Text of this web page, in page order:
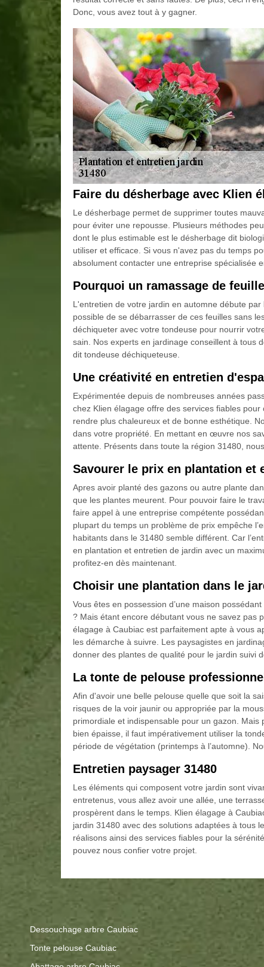
Donc, vous avez tout à y gagner.
Faire du désherbage avec Klien
Le désherbage permet de supprimer toutes
pour éviter une repousse. Plusieurs méthodes
dont le plus estimable est le désherbage dit
utiliser et efficace. Si vous n'avez pas du temps
absolument contacter une entreprise spécialisée
Pourquoi un ramassage de
L'entretien de votre jardin en automne débute
possible de se débarrasser de ces feuilles sans
déchiqueter avec votre tondeuse pour nourrir
sain. Nos experts en jardinage conseillent à tous
dit tondeuse déchiqueteuse.
Une créativité en entretien
Expérimentée depuis de nombreuses années
chez Klien élagage offre des services fiables
rendre plus chaleureux et de bonne esthétique.
dans votre propriété. En mettant en œuvre nos
attente. Présents dans toute la région 31480,
Savourer le prix en plantation et
Apres avoir planté des gazons ou autre plante
que les plantes meurent. Pour pouvoir faire le
faire appel à une entreprise compétente
plupart du temps un problème de prix empêche
habitants dans le 31480 semble différent. Car
en plantation et entretien de jardin avec un
profitez-en dès maintenant.
Choisir une plantation dans le
Vous êtes en possession d’une maison
? Mais étant encore débutant vous ne savez pas
élagage à Caubiac est parfaitement apte à vous
les démarche à suivre. Les paysagistes en
donner des plantes de qualité pour le jardin suivi
La tonte de pelouse
Afin d'avoir une belle pelouse quelle que soit la
risques de la voir jaunir ou appropriée par la
primordiale et indispensable pour un gazon.
bien épaisse, il faut impérativement utiliser la
période de végétation (printemps à l’automne).
Entretien paysager 31480
Les éléments qui composent votre jardin sont
entretenus, vous allez avoir une allée, une
prospèrent dans le temps. Klien élagage à
jardin 31480 avec des solutions adaptées à tous
réalisons ainsi des services fiables pour la
pouvez nous confier votre projet.
Dessouchage arbre Caubiac
Tonte pelouse Caubiac